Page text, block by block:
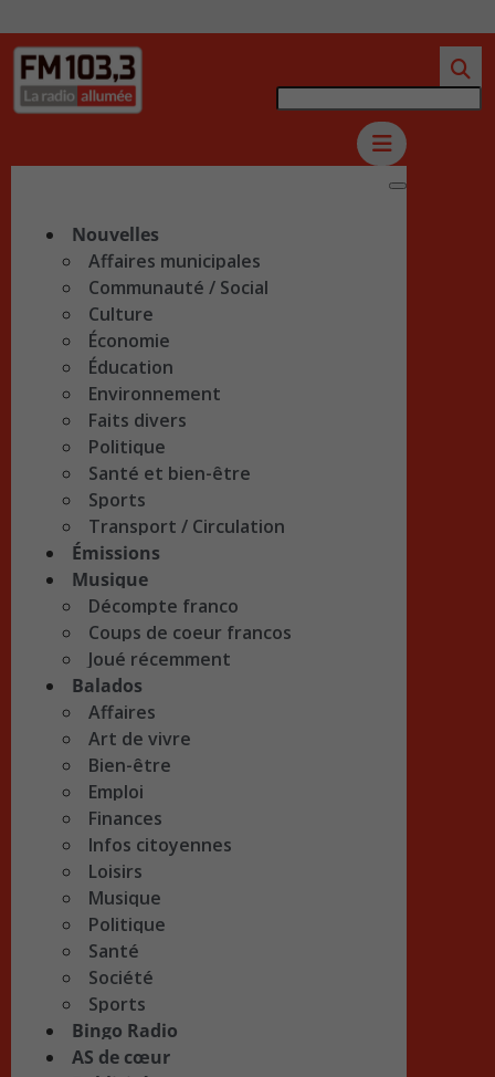
Nouvelles
Affaires municipales
Communauté / Social
Culture
Économie
Éducation
Environnement
Faits divers
Politique
Santé et bien-être
Sports
Transport / Circulation
Émissions
Musique
Décompte franco
Coups de coeur francos
Joué récemment
Balados
Affaires
Art de vivre
Bien-être
Emploi
Finances
Infos citoyennes
Loisirs
Musique
Politique
Santé
Société
Sports
Bingo Radio
AS de cœur